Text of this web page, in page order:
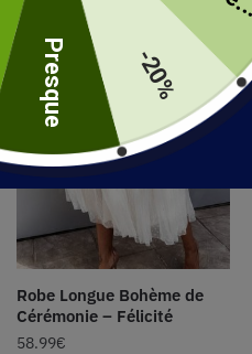
Robe Longue Bohème de
Cérémonie – Félicité
58.99€
-20%
Presque